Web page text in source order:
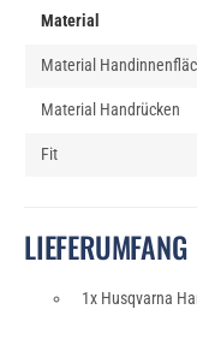
Material
Material
Material Handrücken
Fit
LIEFERUMFANG
1x Husqvarna